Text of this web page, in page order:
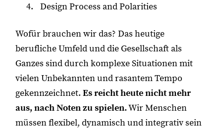
Design Process and Polarities
Wofür brauchen wir das? Das heutige
berufliche Umfeld und die Gesellschaft als
Ganzes sind durch komplexe Situationen mit
vielen Unbekannten und rasantem Tempo
gekennzeichnet.Es reicht heute nicht mehr
aus, nach Noten zu spielen.Wir Menschen
müssen flexibel, dynamisch und integrativ sein